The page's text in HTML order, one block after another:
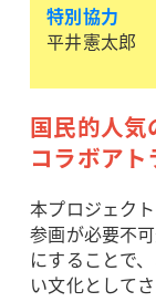
特別協力
平井憲太郎
国民的人気
コラボアト
本プロジェク
参画が必要不
にすることで
い文化として